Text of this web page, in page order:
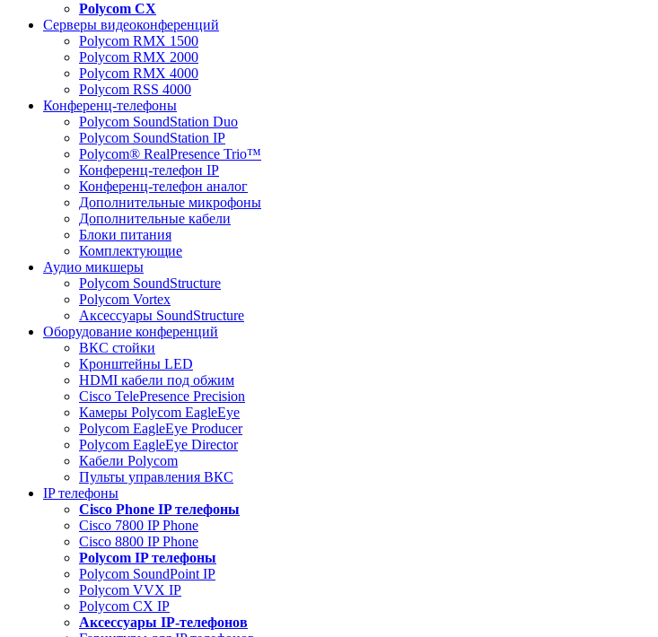
Polycom CX
Серверы видеоконференций
Polycom RMX 1500
Polycom RMX 2000
Polycom RMX 4000
Polycom RSS 4000
Конференц-телефоны
Polycom SoundStation Duo
Polycom SoundStation IP
Polycom® RealPresence Trio™
Конференц-телефон IP
Конференц-телефон аналог
Дополнительные микрофоны
Дополнительные кабели
Блоки питания
Комплектующие
Аудио микшеры
Polycom SoundStructure
Polycom Vortex
Аксессуары SoundStructure
Оборудование конференций
ВКС стойки
Кронштейны LED
HDMI кабели под обжим
Cisco TelePresence Precision
Камеры Polycom EagleEye
Polycom EagleEye Producer
Polycom EagleEye Director
Кабели Polycom
Пульты управления ВКС
IP телефоны
Сisco Phone IP телефоны
Cisco 7800 IP Phone
Cisco 8800 IP Phone
Polycom IP телефоны
Polycom SoundPoint IP
Polycom VVX IP
Polycom CX IP
Аксессуары IP-телефонов